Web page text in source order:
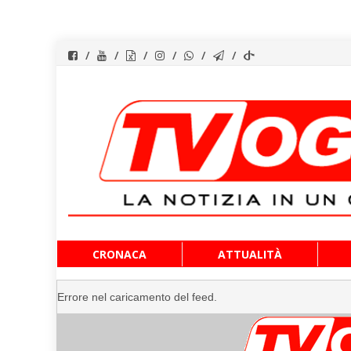
al
contenuto
CRONACA ATTUALITÀ
Errore nel caricamento del feed.